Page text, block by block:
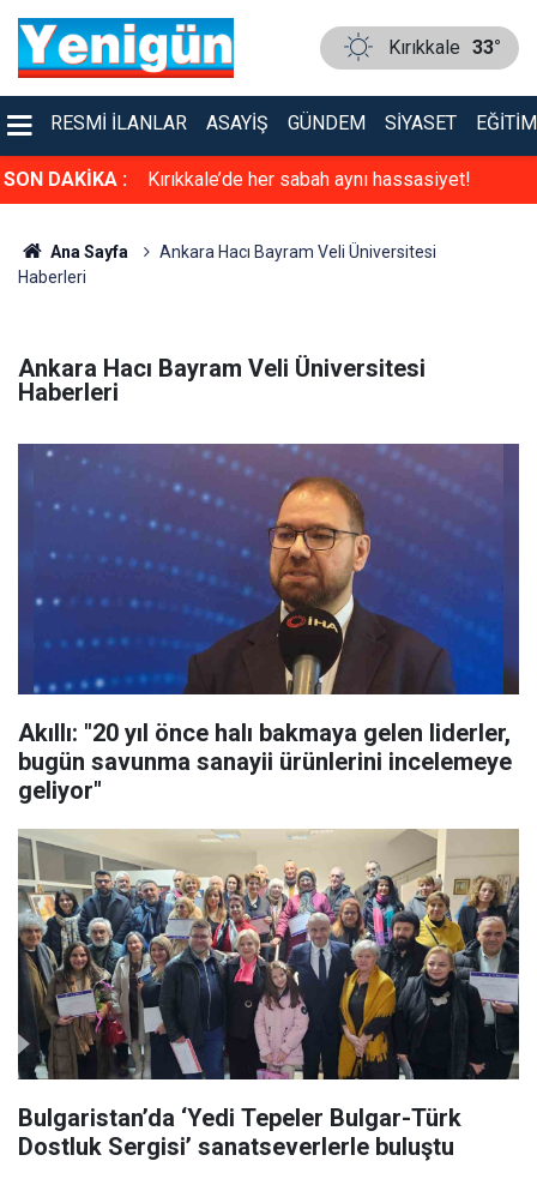
Kırıkkale 33°
RESMI İLANLAR ASAYIŞ GÜNDEM SIYASET EĞITIM
SON DAKİKA :
İlke Özyüksel Kırıkkale’de her sabah aynı hassasiyet!
Ana Sayfa
Ankara Hacı Bayram Veli Üniversitesi
Haberleri
Ankara Hacı Bayram Veli Üniversitesi
Haberleri
Akıllı: "20 yıl önce halı bakmaya gelen liderler,
bugün savunma sanayii ürünlerini incelemeye
geliyor"
Bulgaristan’da ‘Yedi Tepeler Bulgar-Türk
Dostluk Sergisi’ sanatseverlerle buluştu